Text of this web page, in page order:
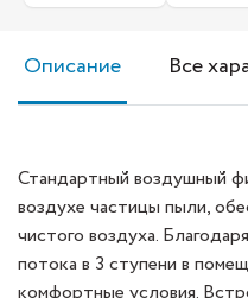
Описание Все
Стандартный воздушный
воздухе частицы пыли,
чистого воздуха.
потока в 3 ступени в